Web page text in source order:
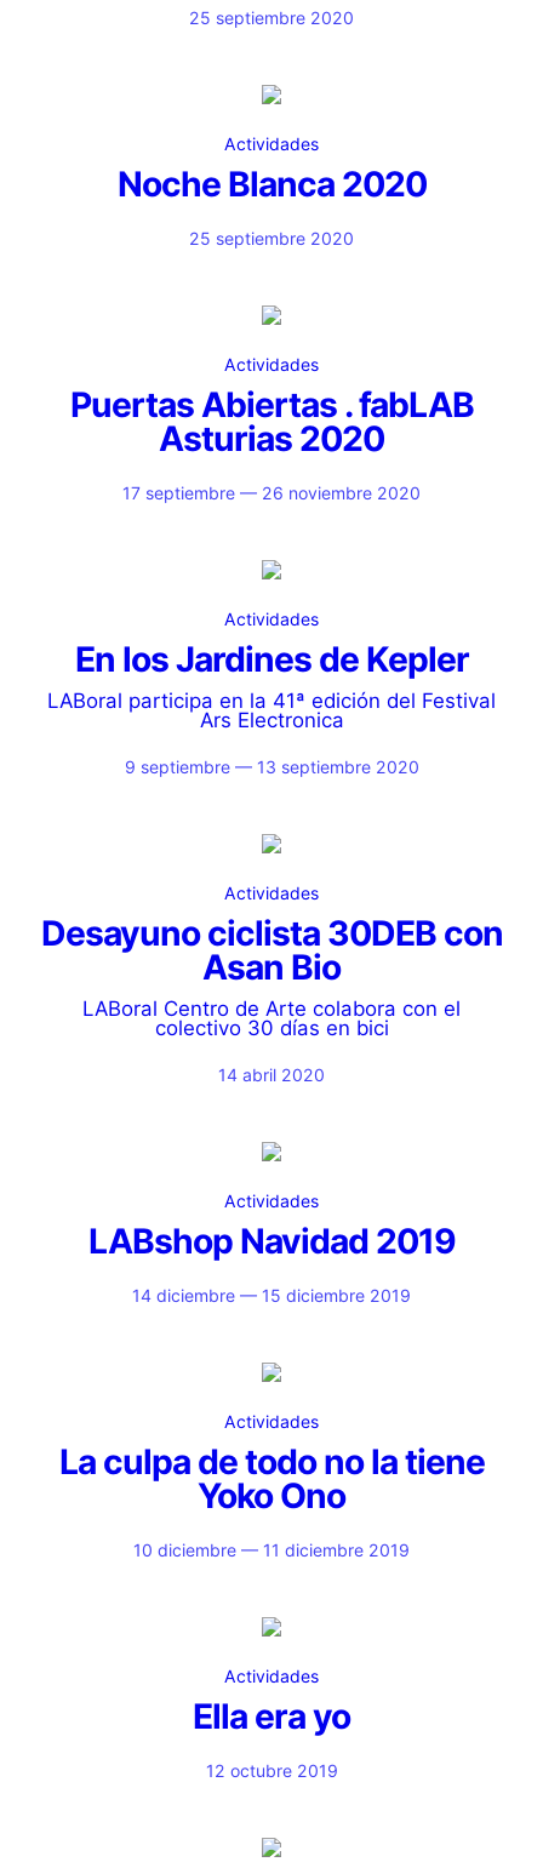
25 septiembre 2020
Actividades
Noche Blanca 2020
25 septiembre 2020
Actividades
Puertas Abiertas . fabLAB
Asturias 2020
17 septiembre — 26 noviembre 2020
Actividades
En los Jardines de Kepler
LABoral participa en la 41ª edición del Festival
Ars Electronica
9 septiembre — 13 septiembre 2020
Actividades
Desayuno ciclista 30DEB con
Asan Bio
LABoral Centro de Arte colabora con el
colectivo 30 días en bici
14 abril 2020
Actividades
LABshop Navidad 2019
14 diciembre — 15 diciembre 2019
Actividades
La culpa de todo no la tiene
Yoko Ono
10 diciembre — 11 diciembre 2019
Actividades
Ella era yo
12 octubre 2019